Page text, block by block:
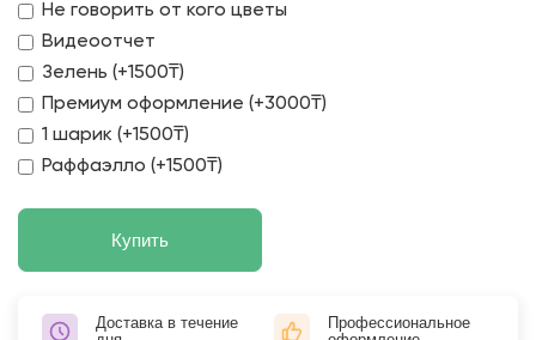
Не говорить от кого цветы
Видеоотчет
Зелень (+1500₸)
Премиум оформление (+3000₸)
1 шарик (+1500₸)
Раффаэлло (+1500₸)
Купить
Доставка в течение
Профессиональное